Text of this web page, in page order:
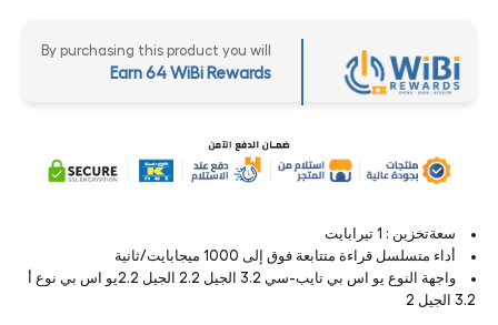
By purchasing this product you will
Earn 64 WiBi Rewards
سعةتخزين : 1 تيرابايت
أداء متسلسل قراءة متتابعة فوق إلى 1000 ميجابايت/ثانية
واجهة النوع يو اس بي تايب-سي 3.2 الجيل 2.2 الجيل 2.2يو اس بي نوع أ
3.2 الجيل 2